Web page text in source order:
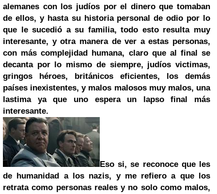
alemanes con los judíos por el dinero que tomaban
de ellos, y hasta su historia personal de odio por lo
que le sucedió a su familia, todo esto resulta muy
interesante, y otra manera de ver a estas personas,
con más complejidad humana, claro que al final se
decanta por lo mismo de siempre, judíos victimas,
gringos héroes, británicos eficientes, los demás
países inexistentes, y malos malosos muy malos, una
lastima ya que uno espera un lapso final más
interesante.
Eso si, se reconoce que les
de humanidad a los nazis, y me refiero a que los
retrata como personas reales y no solo como malos,